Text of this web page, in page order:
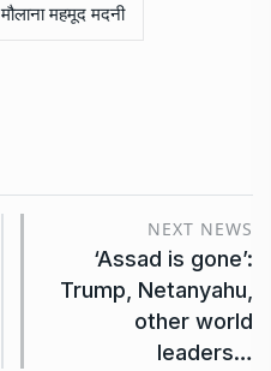
मौलाना महमूद मदनी
NEXT NEWS
‘Assad is gone’:
Trump, Netanyahu,
other world
leaders…